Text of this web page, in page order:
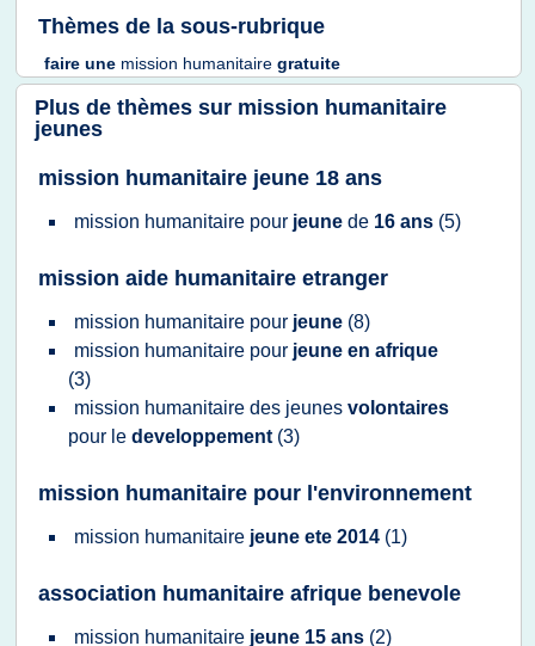
Thèmes de la sous-rubrique
faire une mission humanitaire gratuite
Plus de thèmes sur mission humanitaire
jeunes
mission humanitaire jeune 18 ans
mission humanitaire pour jeune de 16 ans (5)
mission aide humanitaire etranger
mission humanitaire pour jeune (8)
mission humanitaire pour jeune en afrique
(3)
mission humanitaire des jeunes volontaires
pour le developpement (3)
mission humanitaire pour l'environnement
mission humanitaire jeune ete 2014 (1)
association humanitaire afrique benevole
mission humanitaire jeune 15 ans (2)